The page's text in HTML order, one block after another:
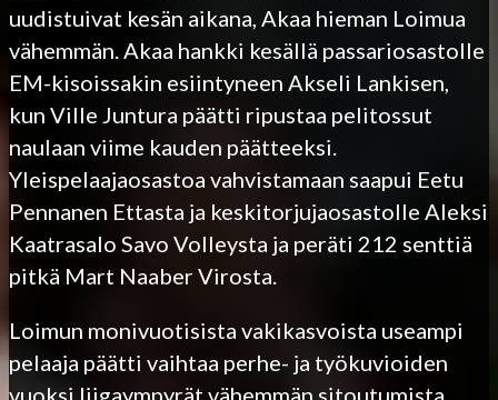
uudistuivat kesän aikana, Akaa hieman Loimua
vähemmän. Akaa hankki kesällä passariosastolle
EM-kisoissakin esiintyneen Akseli Lankisen,
kun Ville Juntura päätti ripustaa pelitossut
naulaan viime kauden päätteeksi.
Yleispelaajaosastoa vahvistamaan saapui Eetu
Pennanen Ettasta ja keskitorjujaosastolle Aleksi
Kaatrasalo Savo Volleysta ja peräti 212 senttiä
pitkä Mart Naaber Virosta.
Loimun monivuotisista vakikasvoista useampi
pelaaja päätti vaihtaa perhe- ja työkuvioiden
vuoksi liigaympyrät vähemmän sitoutumista